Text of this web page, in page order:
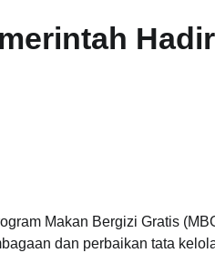
Makan Bergizi Gratis
dan perbaikan tata